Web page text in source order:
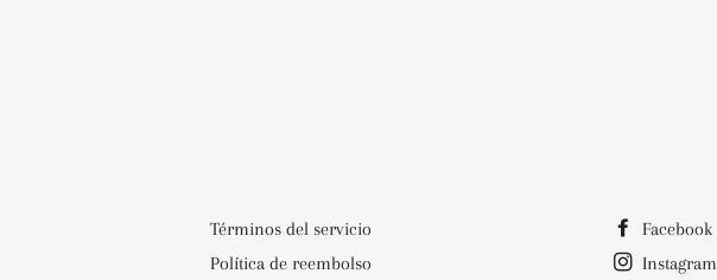
Términos del servicio
Política de reembolso
Facebook
Instagram